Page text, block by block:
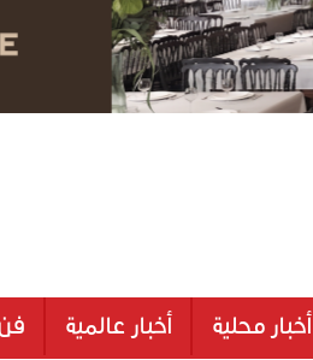
أخبار محلية أخبار عالمية